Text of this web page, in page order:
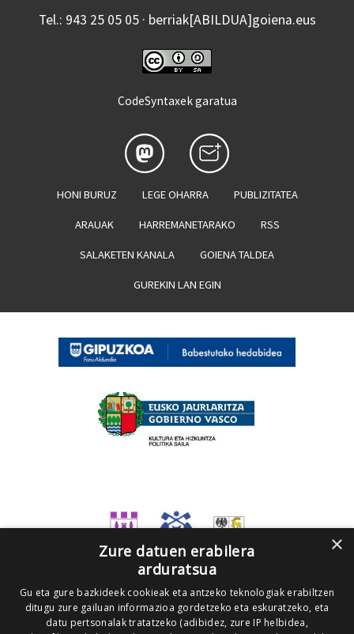
Tel.: 943 25 05 05 · berriak[ABILDUA]goiena.eus
CodeSyntaxek garatua
HONI BURUZ LEGE OHARRA PUBLIZITATEA
ARAUAK HARREMANETARAKO RSS
SALAKETEN KANALA GOIENA TALDEA
GUREKIN LAN EGIN
×
Zure datuen erabilera
arduratsua
Gu eta gure bazkideek cookieak eta antzeko teknologiak erabiltzen
ditugu zure gailuan informazioa gordetzeko eta eskuratzeko, eta
datu pertsonalak tratatzeko (adibidez, zure IP helbidea,